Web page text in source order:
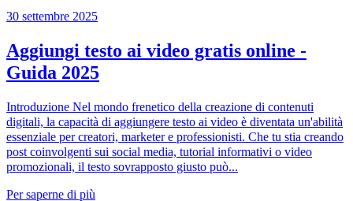
30 settembre 2025
Aggiungi testo ai video gratis online -
Guida 2025
Introduzione Nel mondo frenetico della creazione di contenuti
digitali, la capacità di aggiungere testo ai video è diventata un'abilità
essenziale per creatori, marketer e professionisti. Che tu stia creando
post coinvolgenti sui social media, tutorial informativi o video
promozionali, il testo sovrapposto giusto può...
Per saperne di più